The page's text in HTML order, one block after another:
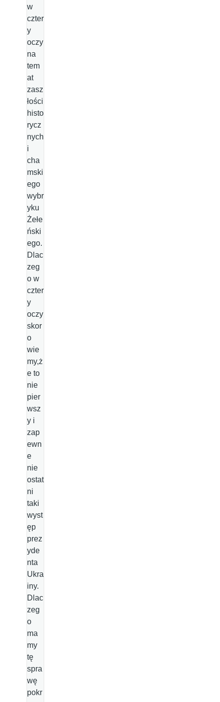
w
czter
y
oczy
na
tem
at
zasz
łości
histo
rycz
nych
i
cha
mski
ego
wybr
yku
Żełe
ński
ego.
Dlac
zeg
o w
czter
y
oczy
skor
o
wie
my,ż
e to
nie
pier
wsz
y i
zap
ewn
e
nie
ostat
ni
taki
wyst
ęp
prez
yde
nta
Ukra
iny.
Dlac
zeg
o
ma
my
tę
spra
wę
pokr